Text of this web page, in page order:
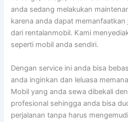
anda sedang melakukan
karena anda dapat
dari rentalanmobil. Kami
seperti mobil anda sendiri.
Dengan service ini anda bisa
anda inginkan dan leluasa
Mobil yang anda sewa dibekali
profesional sehingga anda bisa
perjalanan tanpa harus